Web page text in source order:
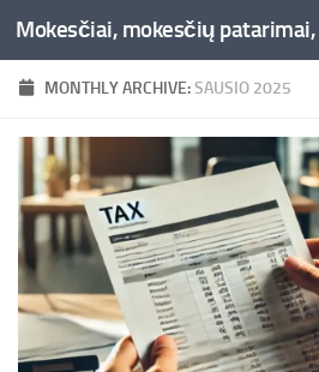
Skip to content
MONTHLY ARCHIVE:SAUSIO 2025